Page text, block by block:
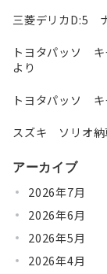
三菱デリカD:5
トヨタパッソ キ
より
トヨタパッソ キ
スズキ ソリオ納
アーカイブ
2026年7月
2026年6月
2026年5月
2026年4月